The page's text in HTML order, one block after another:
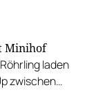
Minihof
laden
zwischen